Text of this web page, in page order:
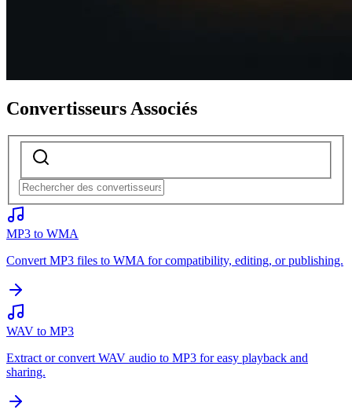
Convertisseurs Associés
MP3 to WMA
Convert MP3 files to WMA for compatibility, editing, or publishing.
WAV to MP3
Extract or convert WAV audio to MP3 for easy playback and
sharing.